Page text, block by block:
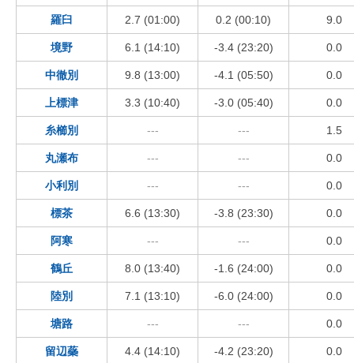
羅臼 2.7 (01:00) 0.2 (00:10) 9.0
境野 6.1 (14:10) -3.4 (23:20) 0.0
中徹別 9.8 (13:00) -4.1 (05:50) 0.0
上標津 3.3 (10:40) -3.0 (05:40) 0.0
糸櫛別 --- --- 1.5
丸瀬布 --- --- 0.0
小利別 --- --- 0.0
標茶 6.6 (13:30) -3.8 (23:30) 0.0
阿寒 --- --- 0.0
鶴丘 8.0 (13:40) -1.6 (24:00) 0.0
陸別 7.1 (13:10) -6.0 (24:00) 0.0
塘路 --- --- 0.0
留辺蘂 4.4 (14:10) -4.2 (23:20) 0.0